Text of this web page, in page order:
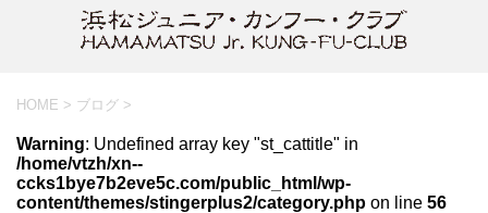
HOME > ブログ >
Warning: Undefined array key "st_cattitle" in
/home/vtzh/xn--
ccks1bye7b2eve5c.com/public_html/wp-
content/themes/stingerplus2/category.php on line 56